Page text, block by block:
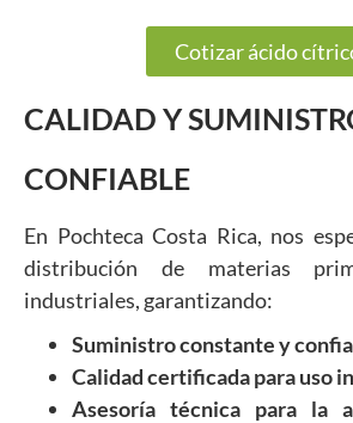
Cotizar ácido
CALIDAD Y
CONFIABLE
En Pochteca Costa Rica, nos
distribución de materias
industriales, garantizando:
Suministro constante y
Calidad certificada para uso
Asesoría técnica para la